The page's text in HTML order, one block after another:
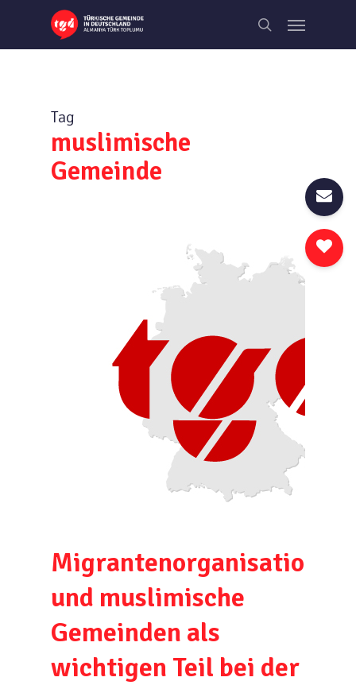
main
search
Menu
Tag
muslimische
Gemeinde
Migrantenorganisationen
und muslimische
Gemeinden als
wichtigen Teil bei der